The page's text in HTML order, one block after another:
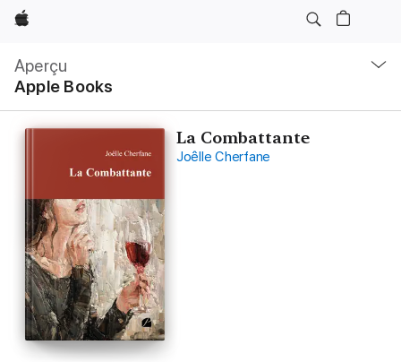
Apple
Aperçu
Apple Books
locale
Ouvrir
menu
La Combattante
Joêlle Cherfane